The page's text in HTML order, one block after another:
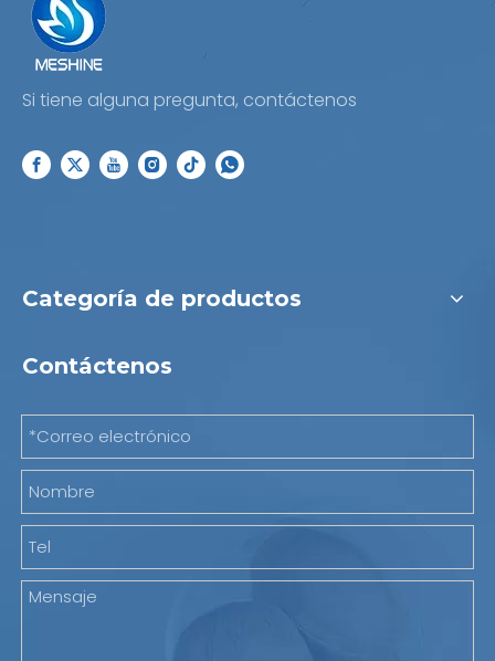
Si tiene alguna pregunta, contáctenos
Categoría de productos
Contáctenos